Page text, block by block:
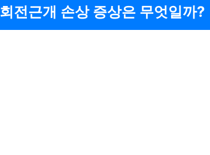
회전근개 손상 증상은 무엇일까?